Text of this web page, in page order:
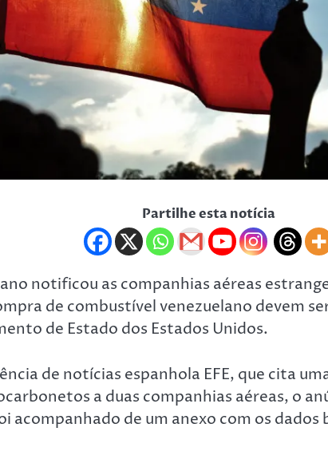
Partilhe esta notícia
notificou as companhias aéreas
de combustível venezuelano devem
de Estado dos Estados Unidos.
de notícias espanhola EFE, que cita
a duas companhias aéreas, o
acompanhado de um anexo com os